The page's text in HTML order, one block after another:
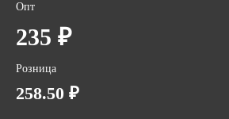
2
Вес за ед,кг
Объем упаковки,м3
Опт
235 ₽
Розница
258.50 ₽